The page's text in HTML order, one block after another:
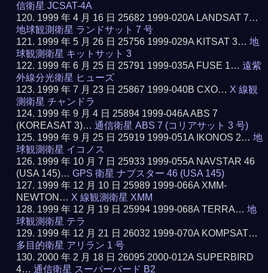
信衛星 JCSAT-4A
1999 年 4 月 16 日 25682 1999-020A LANDSAT 7…
地球観測衛星 ランドサット 7 号
1999 年 5 月 26 日 25756 1999-029A KITSAT 3…地
球観測衛星 キットサット 3
1999 年 6 月 25 日 25791 1999-035A FUSE 1…遠紫
外線分光衛星 ヒューズ
1999 年 7 月 23 日 25867 1999-040B CXO… X 線観
測衛星 チャンドラ
1999 年 9 月 4 日 25894 1999-046A ABS 7
(KOREASAT 3)…通信衛星 ABS 7 (コリアサット 3 号)
1999 年 9 月 25 日 25919 1999-051A IKONOS 2…地
球観測衛星 イコノス
1999 年 10 月 7 日 25933 1999-055A NAVSTAR 46
(USA 145)…GPS 衛星 ナブスター 46 (USA 145)
1999 年 12 月 10 日 25989 1999-066A XMM-
NEWTON… X 線観測衛星 XMM
1999 年 12 月 19 日 25994 1999-068A TERRA…地
球観測衛星 テラ
1999 年 12 月 21 日 26032 1999-070A KOMPSAT…
多目的衛星 アリラン 1 号
2000 年 2 月 18 日 26095 2000-012A SUPERBIRD
4…通信衛星 スーパーバード B2